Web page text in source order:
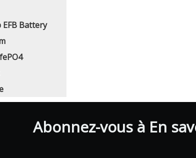
Battery
Abonnez-vous à En